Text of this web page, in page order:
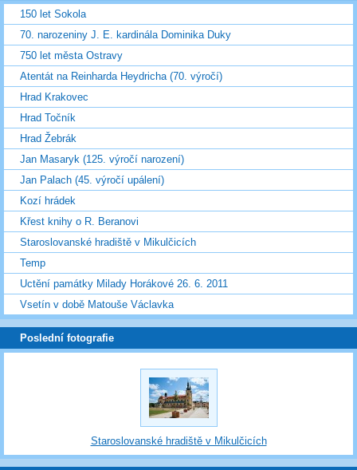
150 let Sokola
70. narozeniny J. E. kardinála Dominika Duky
750 let města Ostravy
Atentát na Reinharda Heydricha (70. výročí)
Hrad Krakovec
Hrad Točník
Hrad Žebrák
Jan Masaryk (125. výročí narození)
Jan Palach (45. výročí upálení)
Kozí hrádek
Křest knihy o R. Beranovi
Staroslovanské hradiště v Mikulčicích
Temp
Uctění památky Milady Horákové 26. 6. 2011
Vsetín v době Matouše Václavka
Poslední fotografie
Staroslovanské hradiště v Mikulčicích